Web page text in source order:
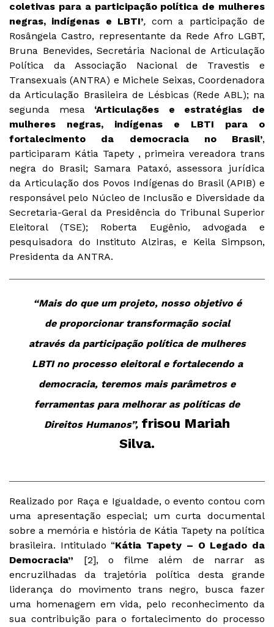
coletivas para a participação política de mulheres
negras, indígenas e LBTI’, com a participação de
Rosângela Castro, representante da Rede Afro LGBT,
Bruna Benevides, Secretária Nacional de Articulação
Política da Associação Nacional de Travestis e
Transexuais (ANTRA) e Michele Seixas, Coordenadora
da Articulação Brasileira de Lésbicas (Rede ABL); na
segunda mesa ‘Articulações e estratégias de
mulheres negras, indígenas e LBTI para o
fortalecimento da democracia no Brasil’,
participaram Kátia Tapety , primeira vereadora trans
negra do Brasil; Samara Pataxó, assessora jurídica
da Articulação dos Povos Indígenas do Brasil (APIB) e
responsável pelo Núcleo de Inclusão e Diversidade da
Secretaria-Geral da Presidência do Tribunal Superior
Eleitoral (TSE); Roberta Eugênio, advogada e
pesquisadora do Instituto Alziras, e Keila Simpson,
Presidenta da ANTRA.
“Mais do que um projeto, nosso objetivo é
de proporcionar transformação social
através da participação política de mulheres
LBTI no processo eleitoral e fortalecendo a
democracia, teremos mais parâmetros e
ferramentas para melhorar as políticas de
Direitos Humanos”, frisou Mariah
Silva.
Realizado por Raça e Igualdade, o evento contou com
uma apresentação especial; um curta documental
sobre a memória e história de Kátia Tapety na política
brasileira. Intitulado “Kátia Tapety – O Legado da
Democracia” [2], o filme além de narrar as
encruzilhadas da trajetória política desta grande
liderança do movimento trans negro, busca fazer
uma homenagem em vida, pelo reconhecimento da
sua contribuição para o fortalecimento do processo